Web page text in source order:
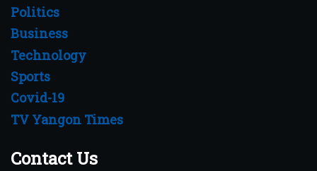
Politics
Business
Technology
Sports
Covid-19
TV Yangon Times
Contact Us